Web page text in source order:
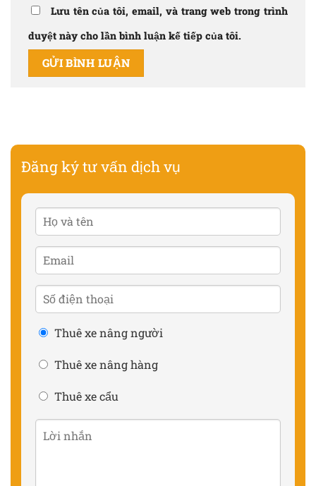
Lưu tên của tôi, email, và trang web trong trình
duyệt này cho lần bình luận kế tiếp của tôi.
Đăng ký tư vấn dịch vụ
Thuê xe nâng người
Thuê xe nâng hàng
Thuê xe cẩu